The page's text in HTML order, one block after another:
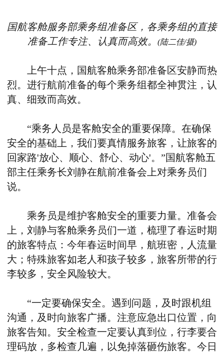
国航客舱服务部乘务组准备区，各乘务组的直接
准备工作专注、认真而高效。
(陆二佳/摄)
上午十点，国航客舱乘务部准备区安静而热
烈。进行航前准备的每个乘务组都全神贯注，认
真、细致而高效。
“乘务人员是客舱安全的重要保障。在确保
安全的基础上，我们要真情服务旅客，让旅客的
回家路'放心、顺心、舒心、动心'。”国航客舱五
部主任乘务长刘静在航前准备会上对乘务员们
说。
乘务员是维护客舱安全的重要力量。准备会
上，刘静与客舱乘务员们一道，梳理了春运时期
的旅客特点：今年春运时间早，航班密，人流量
大；特殊旅客如老人和孩子较多，旅客所带的行
李较多，安全风险较大。
“一定要确保安全。遇到问题，及时跟机组
沟通，及时向旅客广播。注意应急出口位置，向
旅客告知。安全检查一定要认真到位，行李要合
理码放，多检查几遍，以免掉落砸伤旅客。今日